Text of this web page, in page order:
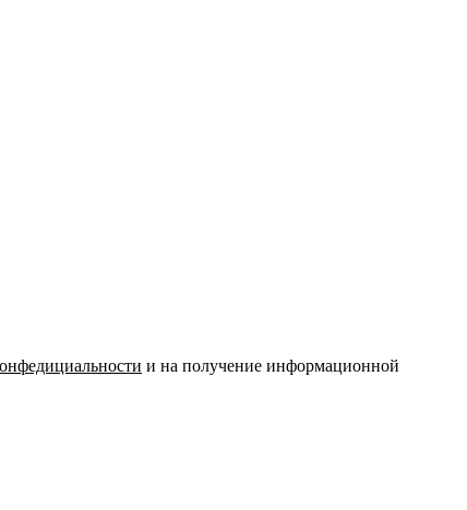
и на получение информационной